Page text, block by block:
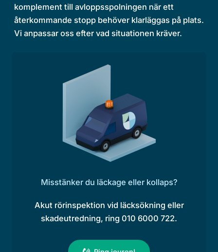
komplement till avloppsspolningen när ett
återkommande stopp behöver klarläggas på plats.
Vi anpassar oss efter vad situationen kräver.
Misstänker du läckage eller kollaps?
Akut rörinspektion vid läcksökning eller
skadeutredning, ring 010 6000 722.